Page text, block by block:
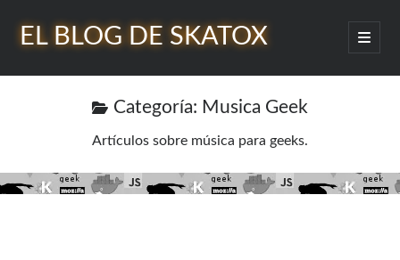
EL BLOG DE SKATOX
abrir
menú
Barra
lateral Categoría: Musica Geek
Artí­culos sobre música para geeks.